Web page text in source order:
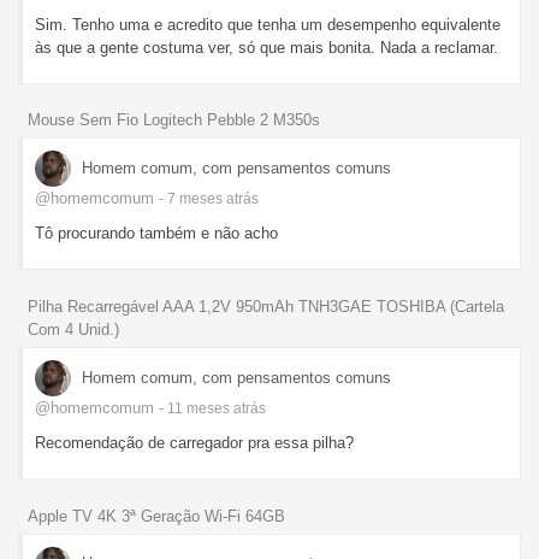
Sim. Tenho uma e acredito que tenha um desempenho equivalente
às que a gente costuma ver, só que mais bonita. Nada a reclamar.
Mouse Sem Fio Logitech Pebble 2 M350s
Homem comum, com pensamentos comuns
@homemcomum - 7 meses atrás
Tô procurando também e não acho
Pilha Recarregável AAA 1,2V 950mAh TNH3GAE TOSHIBA (Cartela
Com 4 Unid.)
Homem comum, com pensamentos comuns
@homemcomum - 11 meses atrás
Recomendação de carregador pra essa pilha?
Apple TV 4K 3ª Geração Wi-Fi 64GB